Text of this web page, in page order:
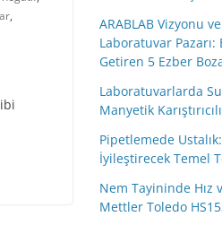
,
ARABLAB Vizyonu
Laboratuvar Pazarı:
Getiren 5 Ezber
Laboratuvarlarda
Manyetik
Pipetlemede
İyileştirecek Temel
Nem Tayininde Hız
Mettler Toledo